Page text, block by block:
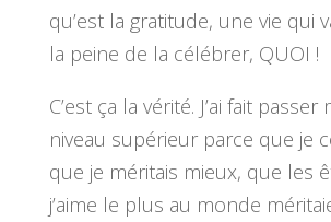
qu’est la gratitude, une vie qui
la peine de la célébrer, QUOI !
C’est ça la vérité. J’ai fait passer
niveau supérieur parce que je
que je méritais mieux, que les
j’aime le plus au monde